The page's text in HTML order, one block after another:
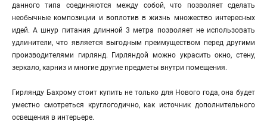
данного типа соединяются между собой, что позволяет сделать
необычные композиции и воплотив в жизнь множество интересных
идей. А шнур питания длинной 3 метра позволяет не использовать
удлинители, что является выгодным преимуществом перед другими
производителями гирлянд. Гирляндой можно украсить окно, стену,
зеркало, карниз и многие другие предметы внутри помещения.
Гирлянду Бахрому стоит купить не только для Нового года, она будет
уместно смотреться круглогодично, как источник дополнительного
освещения в интерьере.